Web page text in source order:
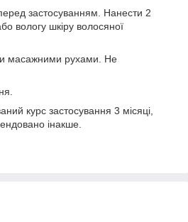
застосуванням. Нанести 2
вологу шкіру волосяної
масажними рухами. Не
курс застосування 3 місяці,
інакше.